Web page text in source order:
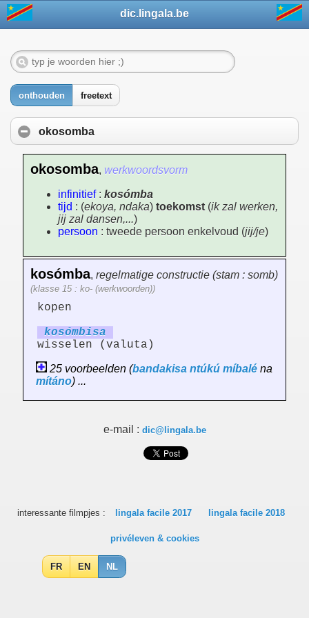
dic.lingala.be
onthouden freetext
okosomba
okosomba, werkwoordsvorm
infinitief: kosómba
tijd : (ekoya, ndaka) toekomst (ik zal werken,
jij zal dansen,...)
persoon : tweede persoon enkelvoud (jij/je)
kosómba, regelmatige constructie (stam : somb)
(klasse 15 : ko- (werkwoorden))
kopen
kosómbisa
wisselen (valuta)
25 voorbeelden (bandakisa ntúkú míbalé na
mítáno) ...
e-mail : dic@lingala.be
interessante filmpjes : lingala facile 2017 lingala facile 2018
privéleven & cookies
FR EN NL